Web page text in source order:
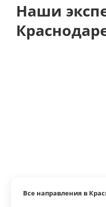
Наши
Все направления в